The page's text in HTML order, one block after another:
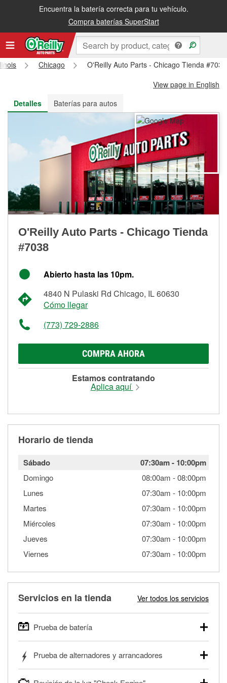
Encuentra la batería correcta para tu vehículo.
Compra baterías SuperStart
Recibe tu orden gratis al día siguiente o recógela en la tienda
Chicago
O'Reilly Auto Parts - Chicago Tienda #7038
View page in English
Detalles
Baterías para autos
O'Reilly Auto Parts - Chicago Tienda
#7038
Abierto hasta las 10pm.
4840 N Pulaski Rd Chicago, IL 60630
Cómo llegar
(773) 729-2886
COMPRA AHORA
Estamos contratando
Aplica aquí
Horario de tienda
Sábado 07:30am- 10:00pm
Domingo 08:00am -08:00pm
Lunes
07:30am - 10:00pm
Martes
07:30am - 10:00pm
Miércoles
07:30am - 10:00pm
Jueves
07:30am - 10:00pm
Viernes
07:30am - 10:00pm
Servicios en la tienda Ver todos los servicios
Prueba de batería
autos, camionetas, SUVs, vehículos comerciales y
pesados, y para deportes motorizados. Las baterías
pueden probarse dentro o fuera del vehículo y cargarse en
Prueba de alternadores y arrancadores